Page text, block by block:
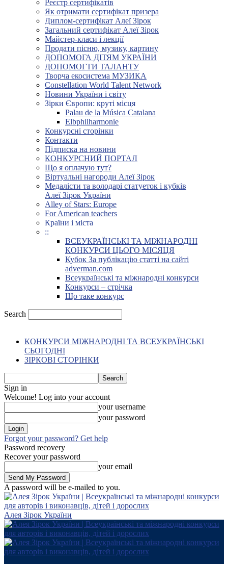
Реєстр сертифікатів
Як отримати сертифікат призера
Диплом-сертифікат Алеї Зірок
Загальний сертифікат Алеї Зірок
Майстер-класи і лекції
Продати пісню, музику, картину
ДОПОМОГА ДІТЯМ УКРАЇНИ
ДОПОМОГТИ ТАЛАНТУ
Творча екосистема МУЗИКА
Constellation World Talent Network
Новини України і світу
Зірки Європи: круті місця
Palau de la Música Catalana
Elbphilharmonie
Конкурсні сторінки
Контакти
Підписка на новини
КОНКУРСНИЙ ПОРТАЛ
Що я оплачую тут?
Віртуальні нагороди Алеї Зірок
Медалісти та володарі статуеток і кубків
Алеї Зірок України
Alley of Stars: Europe
For American teachers
Країни і міста
::
ВСЕУКРАЇНСЬКІ ТА МІЖНАРОДНІ
КОНКУРСИ ЦЬОГО МІСЯЦЯ
Кубок За публікацію статті на сайті
adverman.com
Всеукраїнські та міжнародні конкурси
Конкурси – стрічка
Що таке конкурс
Search
КОНКУРСИ МІЖНАРОДНІ ТА ВСЕУКРАЇНСЬКІ
СЬОГОДНІ
ЗІРКОВІ СТОРІНКИ
Sign in
Welcome! Log into your account
your username
your password
Forgot your password? Get help
Password recovery
Recover your password
your email
A password will be e-mailed to you.
Алея Зірок України